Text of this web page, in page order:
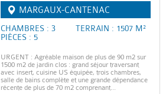
MARGAUX-CANTENAC
CHAMBRES : 3
TERRAIN : 1507 M²
PIÈCES : 5
URGENT : Agréable maison de plus de 90 m2 sur
1500 m2 de jardin clos : grand séjour traversant
avec insert, cuisine US équipée, trois chambres,
salle de bains complète et une grande dépendance
récente de plus de 70 m2 comprenant...